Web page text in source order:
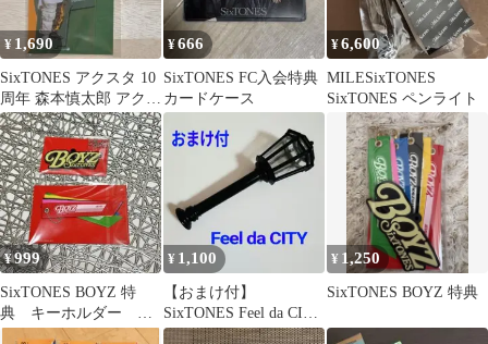
¥ 1,690
SixTONES アクスタ 10
周年 森本慎太郎 アクリ
ルスタンド
¥666
SixTONES FC入会特典
カードケース
¥6,600
MILESixTONES
SixTONES ペンライト
¥999
SixTONES BOYZ 特
典 キーホルダー 新
品未使用
¥ 1,100
【おまけ付】
SixTONES Feel da CITY
ペンライト
¥ 1,250
SixTONES BOYZ 特典